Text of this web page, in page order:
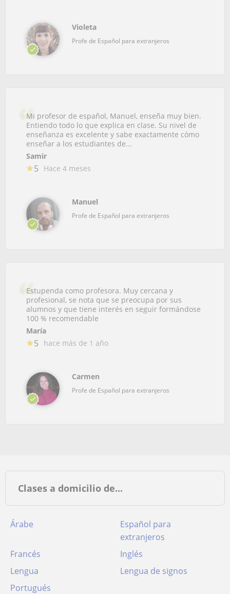
Violeta
Profe de Español para extranjeros
Mi profesor de español, Manuel, enseña muy bien.
Entiendo todo lo que explica en clase. Su nivel de
enseñanza es excelente y sabe exactamente cómo
enseñar a los estudiantes de...
Samir
5 Hace 4 meses
Manuel
Profe de Español para extranjeros
Estupenda como profesora. Muy cercana y
profesional, se nota que se preocupa por sus
alumnos y que tiene interés en seguir formándose
100 % recomendable
María
5 hace más de 1 año
Carmen
Profe de Español para extranjeros
Clases a domicilio de...
Árabe
Español para
extranjeros
Francés
Inglés
Lengua
Lengua de signos
Portugués